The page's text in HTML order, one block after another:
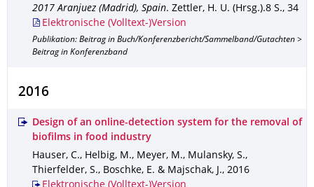
2017 Aranjuez (Madrid), Spain. Zettler, H. U. (Hrsg.).8 S., 34
Elektronische (Volltext-)Version
Publikation: Beitrag in Buch/Konferenzbericht/Sammelband/Gutachten >
Beitrag in Konferenzband
2016
Design of an online-detection system for the removal of
biofilms in food industry
Hauser, C., Helbig, M., Meyer, M., Mulansky, S.,
Thierfelder, S., Boschke, E. & Majschak, J., 2016